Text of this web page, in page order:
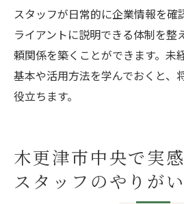
スタッフが日常的に企業情報を確
ライアントに説明できる体制を整
頼関係を築くことができます。未
基本や活用方法を学んでおくと、
役立ちます。
木更津市中央で実
スタッフのやりがい